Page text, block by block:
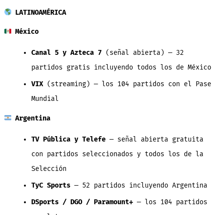
LATINOAMÉRICA
México
Canal 5 y Azteca 7(señal abierta) — 32
partidos gratis incluyendo todos los de México
VIX(streaming) — los 104 partidos con el Pase
Mundial
Argentina
TV Pública y Telefe— señal abierta gratuita
con partidos seleccionados y todos los de la
Selección
TyC Sports— 52 partidos incluyendo Argentina
DSports / DGO / Paramount+— los 104 partidos